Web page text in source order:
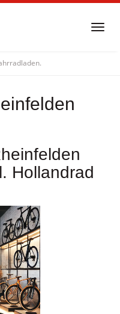
Hollandrad